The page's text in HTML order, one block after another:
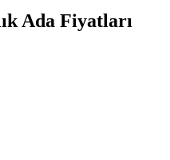
Ada Fiyatları